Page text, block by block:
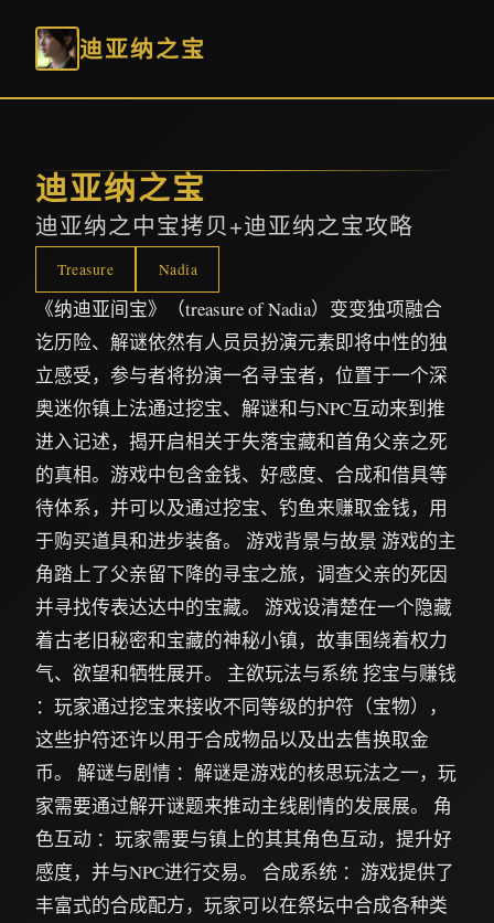
迪亚纳之宝
迪亚纳之宝
迪亚纳之中宝拷贝+迪亚纳之宝攻略
Treasure Nadia
《纳迪亚间宝》（treasure of Nadia）变变独项融合
讫历险、解谜依然有人员员扮演元素即将中性的独
立感受，参与者将扮演一名寻宝者，位置于一个深
奥迷你镇上法通过挖宝、解谜和与NPC互动来到推
进入记述，揭开启相关于失落宝藏和首角父亲之死
的真相。游戏中包含金钱、好感度、合成和借具等
待体系，并可以及通过挖宝、钓鱼来赚取金钱，用
于购买道具和进步装备。 游戏背景与故景 游戏的主
角踏上了父亲留下降的寻宝之旅，调查父亲的死因
并寻找传表达达中的宝藏。 游戏设清楚在一个隐藏
着古老旧秘密和宝藏的神秘小镇，故事围绕着权力
气、欲望和牺牲展开。 主欲玩法与系统 挖宝与赚钱
：玩家通过挖宝来接收不同等级的护符（宝物），
这些护符还许以用于合成物品以及出去售换取金
币。 解谜与剧情 ：解谜是游戏的核思玩法之一，玩
家需要通过解开谜题来推动主线剧情的发展展。 角
色互动 ：玩家需要与镇上的其其角色互动，提升好
感度，并与NPC进行交易。 合成系统 ：游戏提供了
丰富式的合成配方，玩家可以在祭坛中合成各种类